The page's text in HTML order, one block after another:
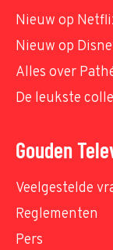
Nieuw op
Nieuw op
Alles over
De leukste
Gouden
Veelgestelde
Reglementen
Pers